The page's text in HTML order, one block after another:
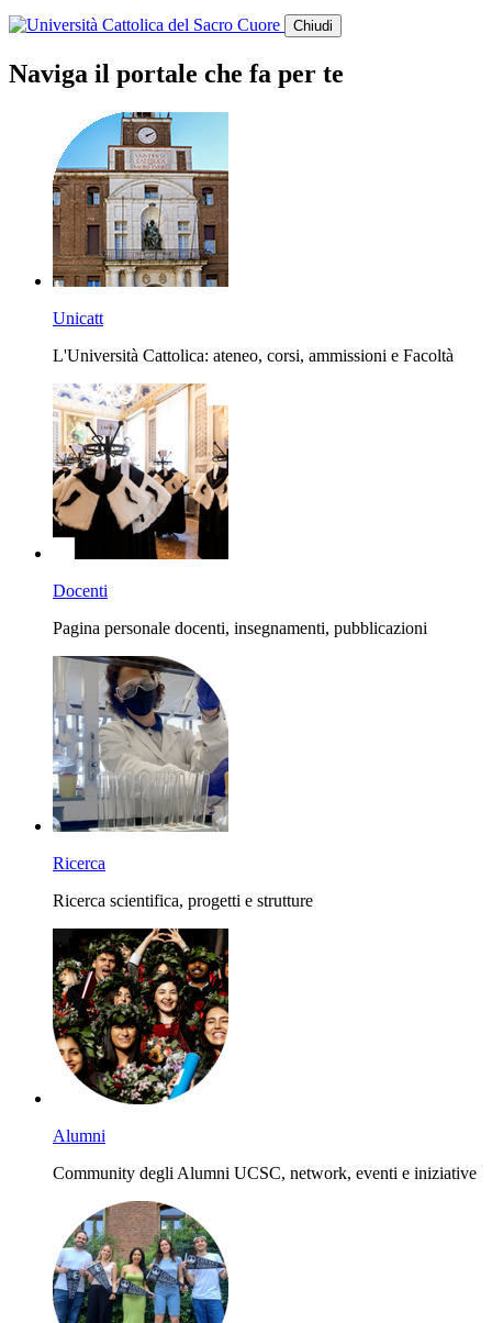
Chiudi
Naviga il portale che fa per te
Unicatt
L'Università Cattolica: ateneo, corsi, ammissioni e Facoltà
Docenti
Pagina personale docenti, insegnamenti, pubblicazioni
Ricerca
Ricerca scientifica, progetti e strutture
Alumni
Community degli Alumni UCSC, network, eventi e iniziative